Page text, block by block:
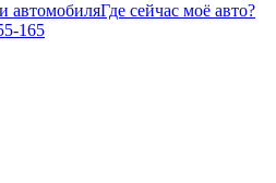
автомобиляГде сейчас моё авто?
165